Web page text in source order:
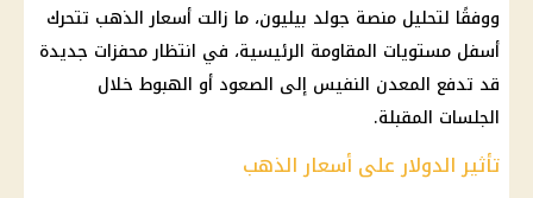
ووفقًا لتحليل منصة جولد بيليون، ما زالت أسعار الذهب تتحرك
أسفل مستويات المقاومة الرئيسية، في انتظار محفزات جديدة
قد تدفع المعدن النفيس إلى الصعود أو الهبوط خلال
الجلسات المقبلة.
تأثير الدولار على أسعار الذهب